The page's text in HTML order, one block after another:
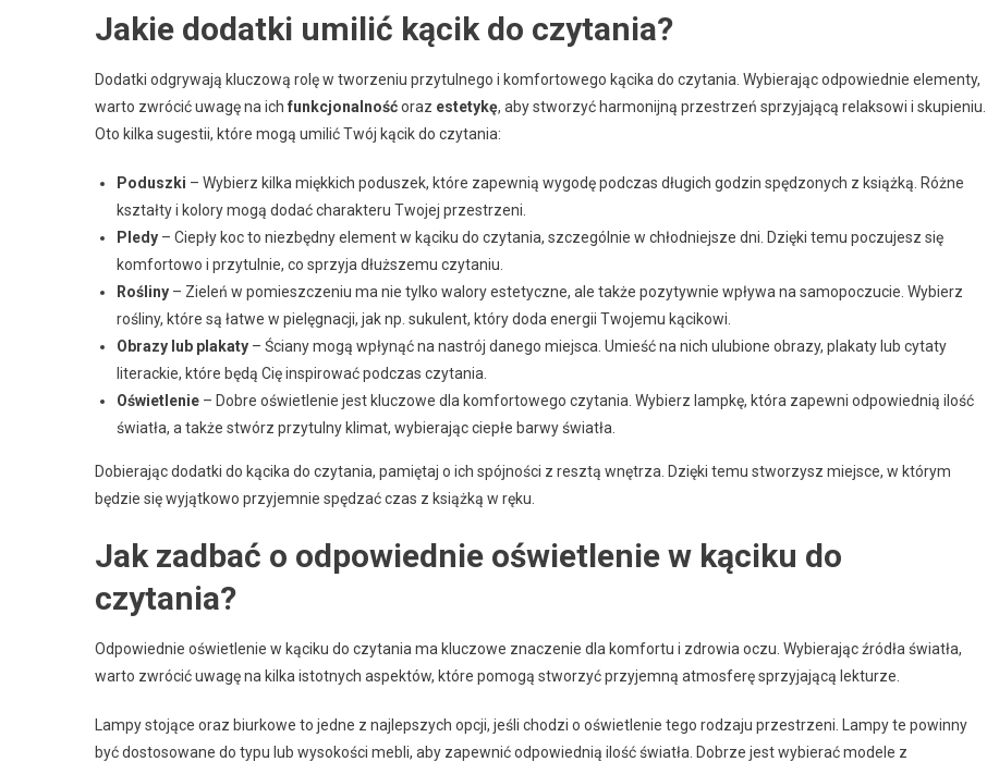
Jakie dodatki umilić kącik do czytania?
Dodatki odgrywają kluczową rolę w tworzeniu przytulnego i komfortowego kącika do czytania. Wybierając odpowiednie elementy,
warto zwrócić uwagę na ich funkcjonalnośćoraz estetykę, aby stworzyć harmonijną przestrzeń sprzyjającą relaksowi i skupieniu.
Oto kilka sugestii, które mogą umilić Twój kącik do czytania:
Poduszki – Wybierz kilka miękkich poduszek, które zapewnią wygodę podczas długich godzin spędzonych z książką. Różne
kształty i kolory mogą dodać charakteru Twojej przestrzeni.
Pledy – Ciepły koc to niezbędny element w kąciku do czytania, szczególnie w chłodniejsze dni. Dzięki temu poczujesz się
komfortowo i przytulnie, co sprzyja dłuższemu czytaniu.
Rośliny – Zieleń w pomieszczeniu ma nie tylko walory estetyczne, ale także pozytywnie wpływa na samopoczucie. Wybierz
rośliny, które są łatwe w pielęgnacji, jak np. sukulent, który doda energii Twojemu kącikowi.
Obrazy lub plakaty – Ściany mogą wpłynąć na nastrój danego miejsca. Umieść na nich ulubione obrazy, plakaty lub cytaty
literackie, które będą Cię inspirować podczas czytania.
Oświetlenie – Dobre oświetlenie jest kluczowe dla komfortowego czytania. Wybierz lampkę, która zapewni odpowiednią ilość
światła, a także stwórz przytulny klimat, wybierając ciepłe barwy światła.
Dobierając dodatki do kącika do czytania, pamiętaj o ich spójności z resztą wnętrza. Dzięki temu stworzysz miejsce, w którym
będzie się wyjątkowo przyjemnie spędzać czas z książką w ręku.
Jak zadbać o odpowiednie oświetlenie w kąciku do
czytania?
Odpowiednie oświetlenie w kąciku do czytania ma kluczowe znaczenie dla komfortu i zdrowia oczu. Wybierając źródła światła,
warto zwrócić uwagę na kilka istotnych aspektów, które pomogą stworzyć przyjemną atmosferę sprzyjającą lekturze.
Lampy stojące oraz biurkowe to jedne z najlepszych opcji, jeśli chodzi o oświetlenie tego rodzaju przestrzeni. Lampy te powinny
być dostosowane do typu lub wysokości mebli, aby zapewnić odpowiednią ilość światła. Dobrze jest wybierać modele z